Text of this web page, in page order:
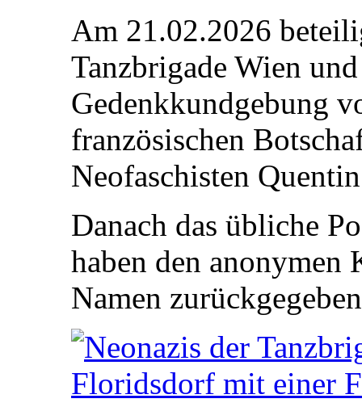
Am 21.02.2026
Tanzbrigade Wien
Gedenkkundgebung
französischen
Neofaschisten
Danach das übliche
haben den anonymen
Namen